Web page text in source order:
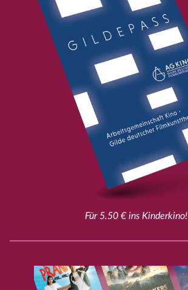
Für 5.50 € ins Kinderkino!